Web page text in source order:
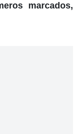
marcados,